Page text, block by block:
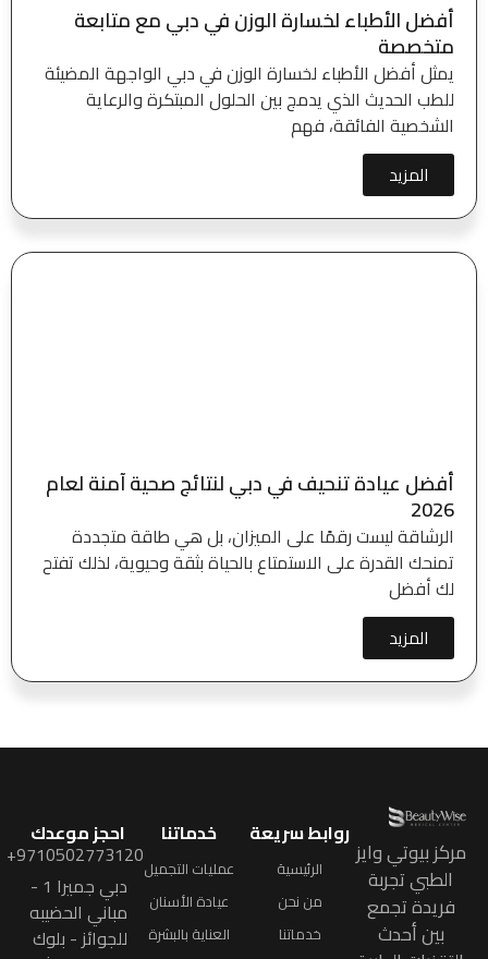
أفضل الأطباء لخسارة الوزن في دبي مع متابعة
متخصصة
يمثل أفضل الأطباء لخسارة الوزن في دبي الواجهة المضيئة
للطب الحديث الذي يدمج بين الحلول المبتكرة والرعاية
الشخصية الفائقة، فهم
المزيد
أفضل عيادة تنحيف في دبي لنتائج صحية آمنة لعام
2026
الرشاقة ليست رقمًا على الميزان، بل هي طاقة متجددة
تمنحك القدرة على الاستمتاع بالحياة بثقة وحيوية، لذلك تفتح
لك أفضل
المزيد
مركز بيوتي وايز
الطبي تجربة
فريدة تجمع
بين أحدث
روابط سريعة
الرئيسية
من نحن
خدماتنا
خدماتنا
عمليات التجميل
عيادة الأسنان
العناية بالبشرة
احجز موعدك
9710502773120+
دبي جميرا 1 -
مباني الحضيبه
للجوائز - بلوك